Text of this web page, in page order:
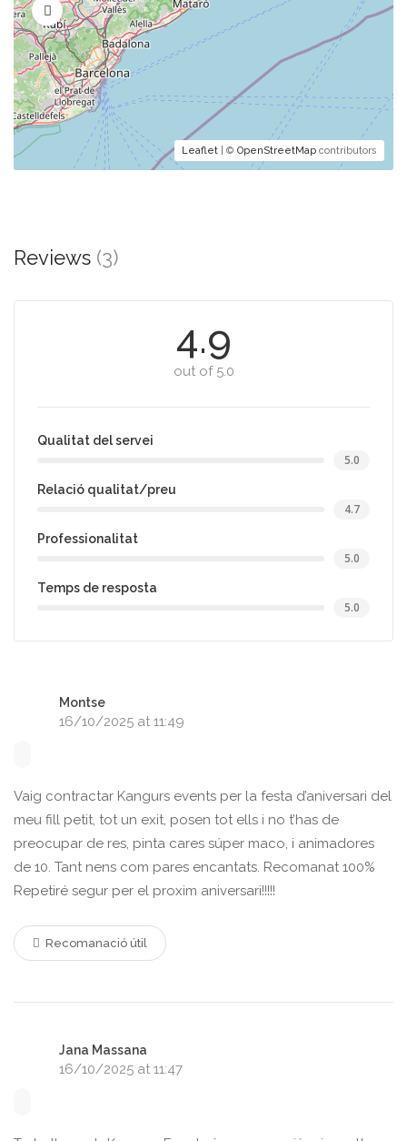
Leaflet | © OpenStreetMap contributors
Reviews (3)
4.9
out of 5.0
Qualitat del servei
5.0
Relació qualitat/preu
4.7
Professionalitat
5.0
Temps de resposta
5.0
Montse
16/10/2025 at 11:49
Vaig contractar Kangurs events per la festa d’aniversari del
meu fill petit, tot un exit, posen tot ells i no t’has de
preocupar de res, pinta cares súper maco, i animadores
de 10. Tant nens com pares encantats. Recomanat 100%
Repetiré segur per el proxim aniversari!!!!!
Recomanació útil
Jana Massana
16/10/2025 at 11:47